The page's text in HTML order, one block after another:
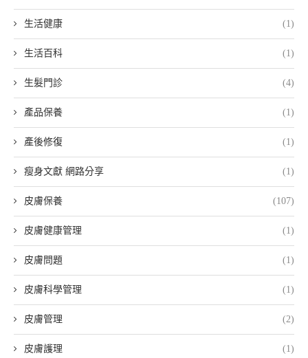
生活健康 (1)
生活百科 (1)
生髮門診 (4)
產品保養 (1)
產後修復 (1)
瘦身文獻 網路分享 (1)
皮膚保養 (107)
皮膚健康管理 (1)
皮膚問題 (1)
皮膚科學管理 (1)
皮膚管理 (2)
皮膚護理 (1)